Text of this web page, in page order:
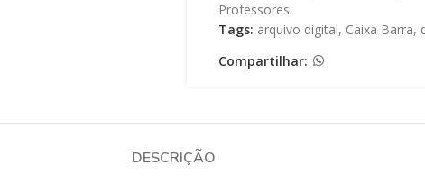
Professores
Tags: arquivo digital, Caixa Barra,
Compartilhar:
DESCRIÇÃO